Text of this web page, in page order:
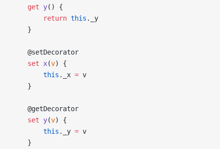
get
y() {
return this ._y
    }
    @setDecorator
set
x(v) {
this ._x = v
    }
    @getDecorator
set
y(v) {
this ._y = v
    }